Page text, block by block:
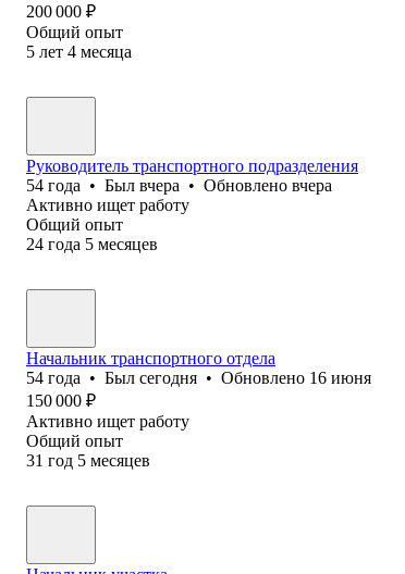
200 000 ₽
Общий опыт
5 лет 4 месяца
Руководитель транспортного подразделения
54 года • Был вчера • Обновлено вчера
Активно ищет работу
Общий опыт
24 года 5 месяцев
Начальник транспортного отдела
54 года • Был сегодня • Обновлено 16 июня
150 000 ₽
Активно ищет работу
Общий опыт
31 год 5 месяцев